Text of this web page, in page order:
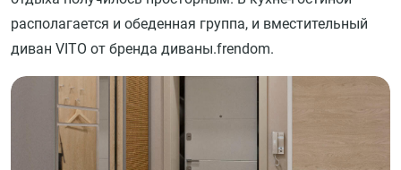
располагается и обеденная группа, и вместительный
диван VITO от бренда диваны.frendom.